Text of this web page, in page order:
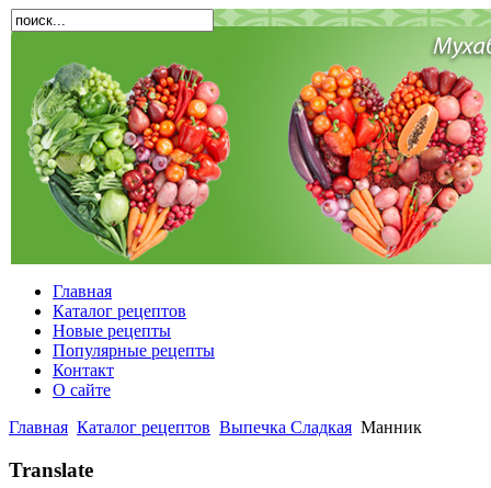
Главная
Каталог рецептов
Новые рецепты
Популярные рецепты
Контакт
О сайте
Главная Каталог рецептов Выпечка Сладкая Манник
Translate